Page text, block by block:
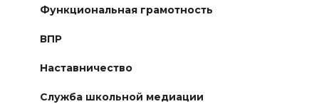
Функциональная грамотность
ВПР
Наставничество
Служба школьной медиации